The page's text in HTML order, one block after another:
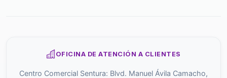
OFICINA DE ATENCIÓN A CLIENTES
Centro Comercial Sentura: Blvd. Manuel Ávila Camacho,